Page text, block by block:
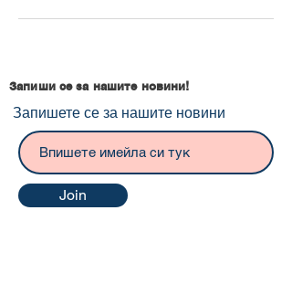
Запиши се за нашите новини!
Запишете се за нашите новини
Join